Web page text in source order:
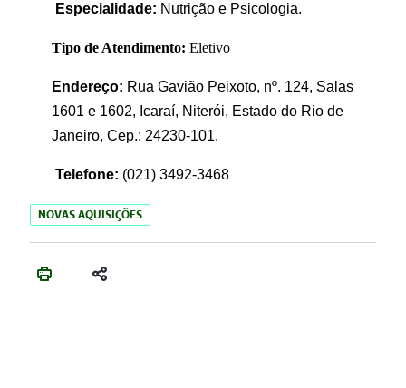
Especialidade: Nutrição e Psicologia.
Tipo de Atendimento: Eletivo
Endereço: Rua Gavião Peixoto, nº. 124, Salas
1601 e 1602, Icaraí, Niterói, Estado do Rio de
Janeiro, Cep.: 24230-101.
Telefone: (021) 3492-3468
NOVAS AQUISIÇÕES